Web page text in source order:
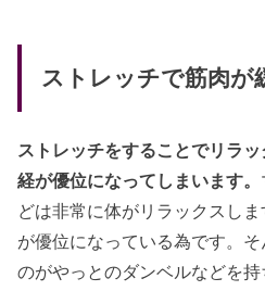
ストレッチで筋肉が
ストレッチをすることでリラ
経が優位になってしまいます。
どは非常に体がリラックスし
が優位になっている為です。
のがやっとのダンベルなどを